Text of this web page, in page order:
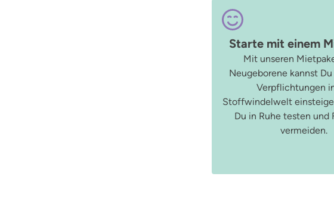
Starte mit einem
Mit unseren
Neugeborene kannst
Verpflichtungen
Stoffwindelwelt
Du in Ruhe testen und
vermeiden.